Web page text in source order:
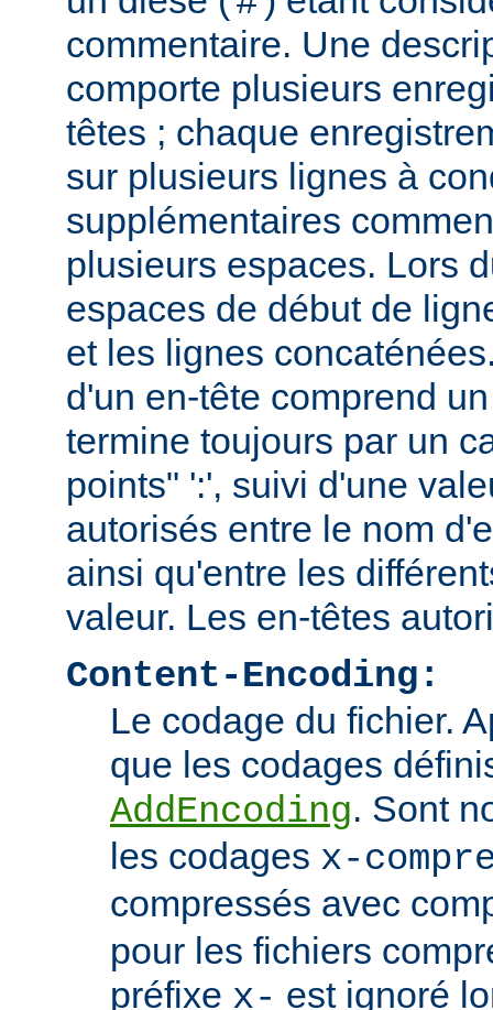
commentaire. Une
comporte plusieurs
têtes ; chaque
sur plusieurs lignes à
supplémentaires
plusieurs espaces. Lors
espaces de début de
et les lignes
d'un en-tête comprend
termine toujours par un
points" ':', suivi d'une
autorisés entre le nom
ainsi qu'entre les
valeur. Les en-têtes
Content-Encoding:
Le codage du fichier.
que les codages
AddEncoding. Sont
les codages x-
compressés avec
pour les fichiers
préfixe x- est ignoré